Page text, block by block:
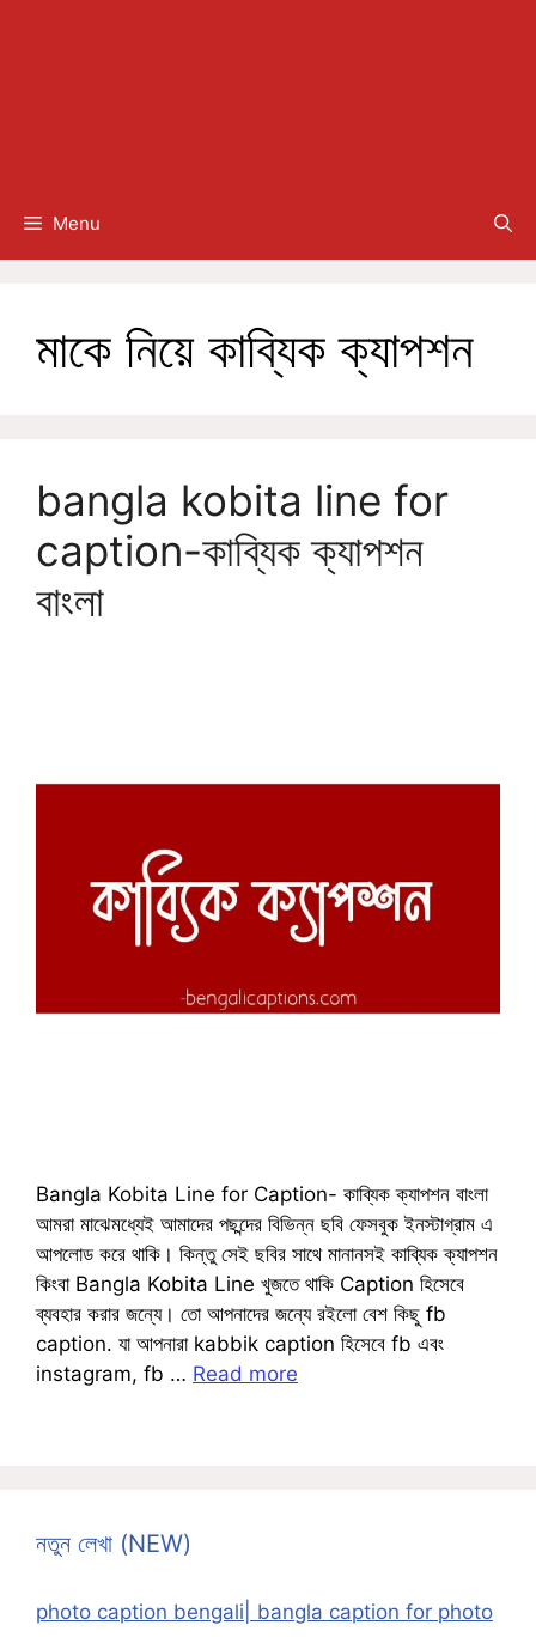
Menu
মাকে নিয়ে কাব্যিক ক্যাপশন
bangla kobita line for
caption-কাব্যিক ক্যাপশন
বাংলা
Bangla Kobita Line for Caption- কাব্যিক ক্যাপশন বাংলা
আমরা মাঝেমধ্যেই আমাদের পছন্দের বিভিন্ন ছবি ফেসবুক ইনস্টাগ্রাম এ
আপলোড করে থাকি। কিন্তু সেই ছবির সাথে মানানসই কাব্যিক ক্যাপশন
কিংবা Bangla Kobita Line খুজতে থাকি Caption হিসেবে
ব্যবহার করার জন্যে। তো আপনাদের জন্যে রইলো বেশ কিছু fb
caption. যা আপনারা kabbik caption হিসেবে fb এবং
instagram, fb … Read more
নতুন লেখা (NEW)
photo caption bengali| bangla caption for photo